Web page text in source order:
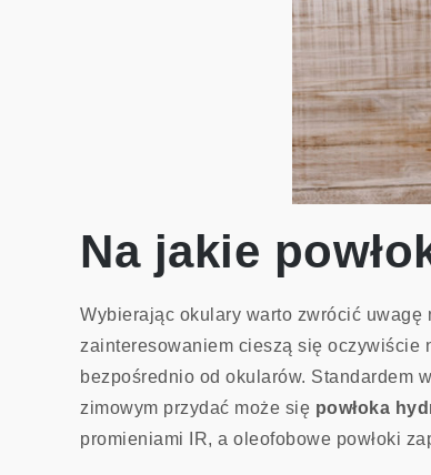
Na jakie
Wybierając okulary warto zwrócić uwagę
zainteresowaniem cieszą się oczywiście
bezpośrednio od okularów. Standardem
zimowym przydać może się powłoka
promieniami IR, a oleofobowe powłoki